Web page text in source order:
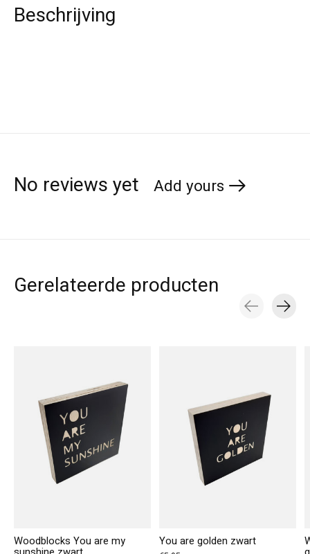
Beschrijving
No reviews yet Add yours
Gerelateerde producten
Woodblocks You are my You are golden zwart